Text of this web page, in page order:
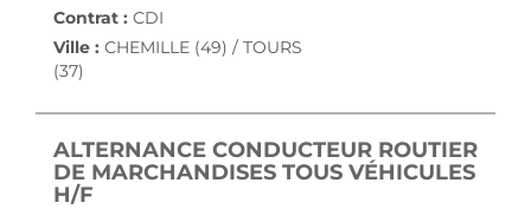
Contrat : CDI
Ville : CHEMILLE (49) / TOURS
(37)
ALTERNANCE CONDUCTEUR ROUTIER
DE MARCHANDISES TOUS VÉHICULES
H/F